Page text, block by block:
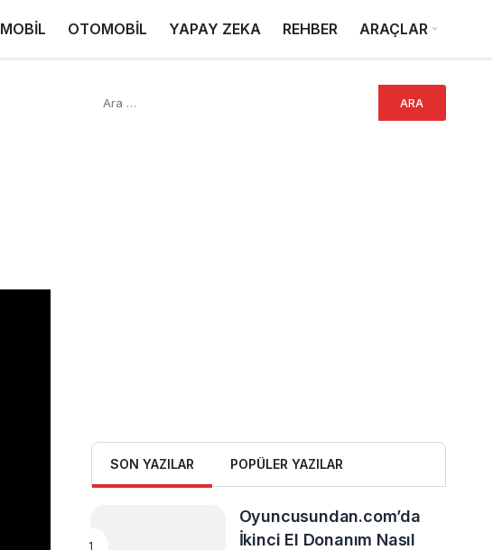
MOBİL OTOMOBİL YAPAY ZEKA REHBER ARAÇLAR
SON YAZILAR POPÜLER YAZILAR
Oyuncusundan.com’da
İkinci El Donanım Nasıl